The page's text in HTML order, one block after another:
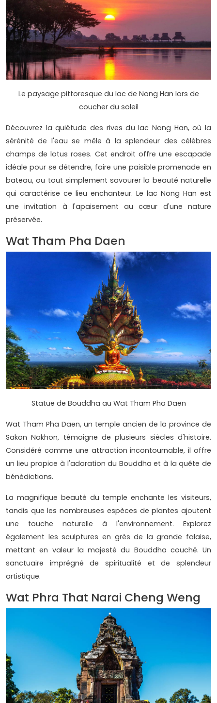
Le paysage pittoresque du lac de Nong Han lors de
coucher du soleil
Découvrez la quiétude des rives du lac Nong Han, où la
sérénité de l'eau se mêle à la splendeur des célèbres
champs de lotus roses. Cet endroit offre une escapade
idéale pour se détendre, faire une paisible promenade en
bateau, ou tout simplement savourer la beauté naturelle
qui caractérise ce lieu enchanteur. Le lac Nong Han est
une invitation à l'apaisement au cœur d'une nature
préservée.
Wat Tham Pha Daen
Statue de Bouddha au Wat Tham Pha Daen
Wat Tham Pha Daen, un temple ancien de la province de
Sakon Nakhon, témoigne de plusieurs siècles d'histoire.
Considéré comme une attraction incontournable, il offre
un lieu propice à l'adoration du Bouddha et à la quête de
bénédictions.
La magnifique beauté du temple enchante les visiteurs,
tandis que les nombreuses espèces de plantes ajoutent
une touche naturelle à l'environnement. Explorez
également les sculptures en grès de la grande falaise,
mettant en valeur la majesté du Bouddha couché. Un
sanctuaire imprégné de spiritualité et de splendeur
artistique.
Wat Phra That Narai Cheng Weng